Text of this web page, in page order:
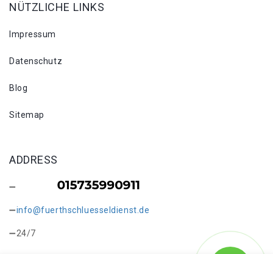
NÜTZLICHE LINKS
Impressum
Datenschutz
Blog
Sitemap
ADDRESS
info@fuerthschluesseldienst.de
24/7